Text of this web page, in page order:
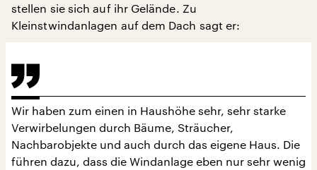
stellen sie sich auf ihr Gelände. Zu
Kleinstwindanlagen auf dem Dach sagt er:
Wir haben zum einen in Haushöhe sehr, sehr starke
Verwirbelungen durch Bäume, Sträucher,
Nachbarobjekte und auch durch das eigene Haus. Die
führen dazu, dass die Windanlage eben nur sehr wenig